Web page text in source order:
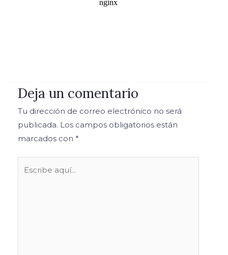
Deja un comentario
Tu dirección de correo electrónico no será
publicada. Los campos obligatorios están
marcados con *